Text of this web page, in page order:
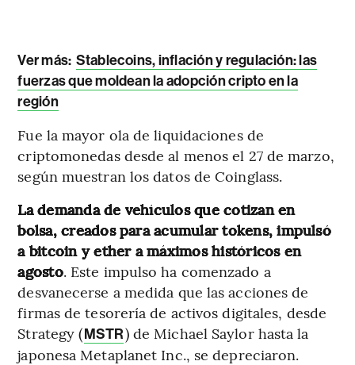
Ver más: Stablecoins, inflación y regulación: las
fuerzas que moldean la adopción cripto en la
región
Fue la mayor ola de liquidaciones de
criptomonedas desde al menos el 27 de marzo,
según muestran los datos de Coinglass.
La demanda de vehículos que cotizan en
bolsa, creados para acumular tokens, impulsó
a bitcoin y ether a máximos históricos en
agosto. Este impulso ha comenzado a
desvanecerse a medida que las acciones de
firmas de tesorería de activos digitales, desde
Strategy (MSTR) de Michael Saylor hasta la
japonesa Metaplanet Inc., se depreciaron.